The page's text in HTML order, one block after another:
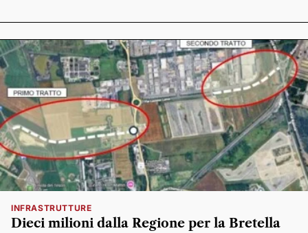
INFRASTRUTTURE
Dieci milioni dalla Regione per la Bretella